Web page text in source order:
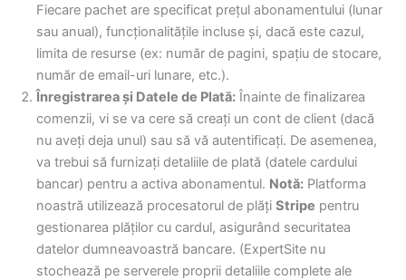
Fiecare pachet are specificat prețul abonamentului (lunar
sau anual), funcționalitățile incluse și, dacă este cazul,
limita de resurse (ex: număr de pagini, spațiu de stocare,
număr de email-uri lunare, etc.).
Înregistrarea și Datele de Plată: Înainte de finalizarea
comenzii, vi se va cere să creați un cont de client (dacă
nu aveți deja unul) sau să vă autentificați. De asemenea,
va trebui să furnizați detaliile de plată (datele cardului
bancar) pentru a activa abonamentul. Notă: Platforma
noastră utilizează procesatorul de plăți Stripe pentru
gestionarea plăților cu cardul, asigurând securitatea
datelor dumneavoastră bancare. (ExpertSite nu
stochează pe serverele proprii detaliile complete ale